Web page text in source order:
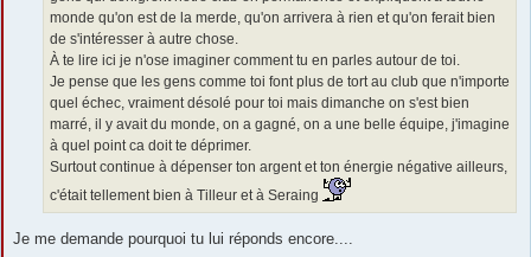
monde qu'on est de la merde, qu'on arrivera à rien et qu'on ferait bien
de s'intéresser à autre chose.
À te lire ici je n'ose imaginer comment tu en parles autour de toi.
Je pense que les gens comme toi font plus de tort au club que n'importe
quel échec, vraiment désolé pour toi mais dimanche on s'est bien
marré, il y avait du monde, on a gagné, on a une belle équipe, j'imagine
à quel point ca doit te déprimer.
Surtout continue à dépenser ton argent et ton énergie négative ailleurs,
c'était tellement bien à Tilleur et à Seraing
Je me demande pourquoi tu lui réponds encore....